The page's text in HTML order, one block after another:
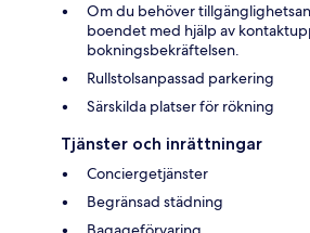
Om du behöver
boendet med hjälp av
bokningsbekräftelsen.
Rullstolsanpassad parkering
Särskilda platser för rökning
Tjänster och inrättningar
Conciergetjänster
Begränsad städning